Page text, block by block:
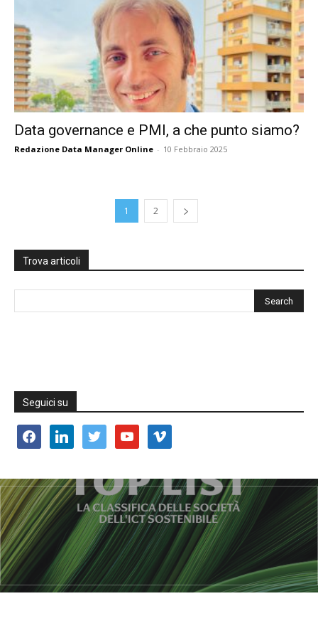
Data governance e PMI, a che punto siamo?
Redazione Data Manager Online - 10 Febbraio 2025
1 2
Trova articoli
Seguici su
facebooklinkedin twitter youtube vimeo